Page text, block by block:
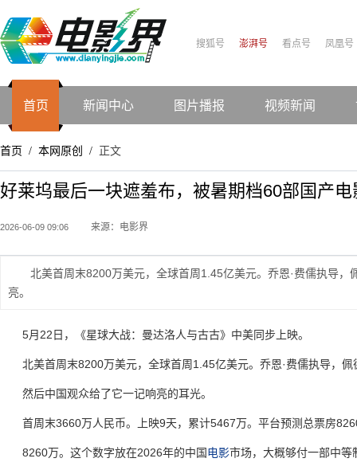
搜狐号 澎湃号 看点号 凤凰号
首页 新闻中心 图片播报 视频新闻
首页 / 本网原创 / 正文
好莱坞最后一块遮羞布，被暑期档60部国产电
2026-06-09 09:06 来源：电影界
北美首周末8200万美元，全球首周1.45亿美元。乔恩·费儒执导
亮。
5月22日，《星球大战：曼达洛人与古古》中美同步上映。
北美首周末8200万美元，全球首周1.45亿美元。乔恩·费儒执导，
然后中国观众给了它一记响亮的耳光。
首周末3660万人民币。上映9天，累计5467万。平台预测总票房
8260万。这个数字放在2026年的中国电影市场，大概够付一部中等